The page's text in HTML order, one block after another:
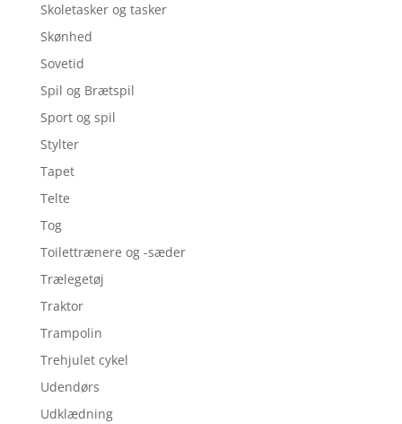
Skoletasker og tasker
Skønhed
Sovetid
Spil og Brætspil
Sport og spil
Stylter
Tapet
Telte
Tog
Toilettrænere og -sæder
Trælegetøj
Traktor
Trampolin
Trehjulet cykel
Udendørs
Udklædning